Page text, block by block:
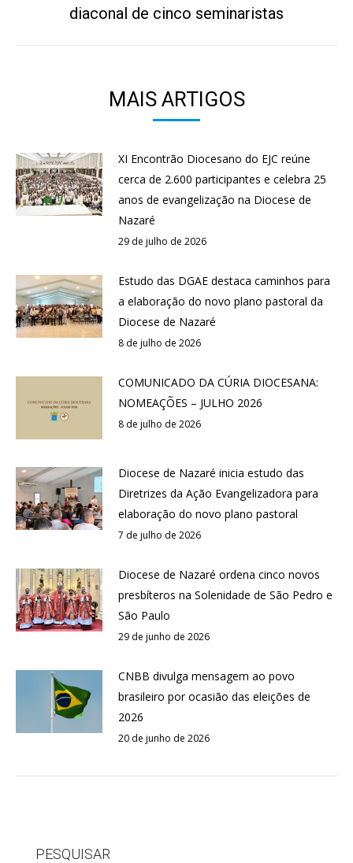
post:
diaconal de cinco seminaristas
MAIS ARTIGOS
XI Encontrão Diocesano do EJC reúne
cerca de 2.600 participantes e celebra 25
anos de evangelização na Diocese de
Nazaré
29 de julho de 2026
Estudo das DGAE destaca caminhos para
a elaboração do novo plano pastoral da
Diocese de Nazaré
8 de julho de 2026
COMUNICADO DA CÚRIA DIOCESANA:
NOMEAÇÕES – JULHO 2026
8 de julho de 2026
Diocese de Nazaré inicia estudo das
Diretrizes da Ação Evangelizadora para
elaboração do novo plano pastoral
7 de julho de 2026
Diocese de Nazaré ordena cinco novos
presbíteros na Solenidade de São Pedro e
São Paulo
29 de junho de 2026
CNBB divulga mensagem ao povo
brasileiro por ocasião das eleições de
2026
20 de junho de 2026
PESQUISAR